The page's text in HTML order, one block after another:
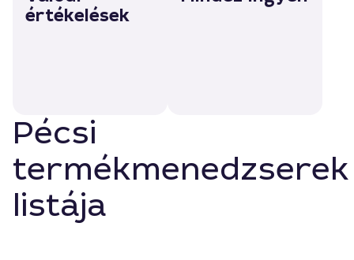
értékelések
Pécsi
termékmenedzserek
listája